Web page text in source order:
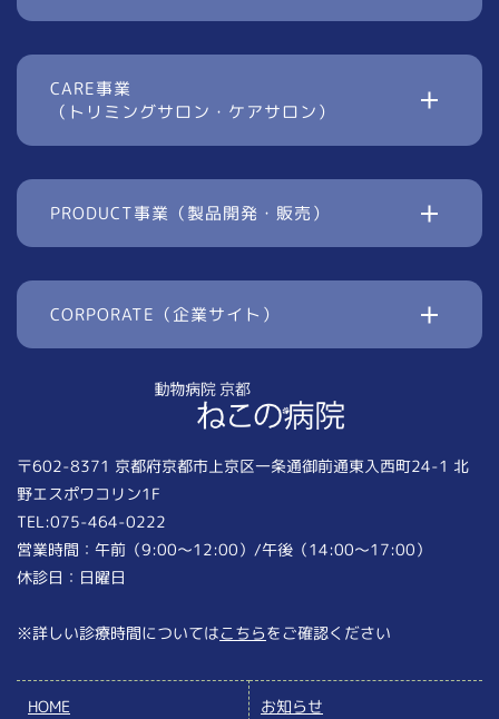
CARE事業
（トリミングサロン・ケアサロン）
PRODUCT事業（製品開発・販売）
CORPORATE（企業サイト）
〒602-8371 京都府京都市上京区一条通御前通東入西町24-1 北
野エスポワコリン1F
TEL:075-464-0222
営業時間：午前（9:00〜12:00）/午後（14:00〜17:00）
休診日：日曜日
※詳しい診療時間についてはこちらをご確認ください
HOME お知らせ